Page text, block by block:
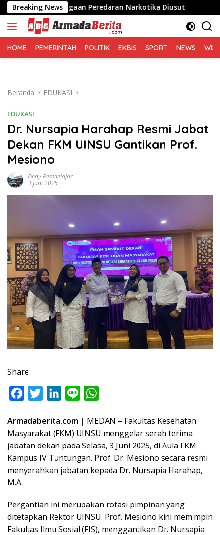
Langsung
ke
konten
Breaking News
Dugaan Peredaran Narkotika Diusut Sofyan
HOME PEMERINTAH POLITIK EKBIS SPORT NEWS
Beranda EDUKASI
EDUKASI
Dr. Nursapia Harahap Resmi Jabat
Dekan FKM UINSU Gantikan Prof.
Mesiono
Dedy Pembelajar
3 Juni 2025
Share
c
e
b
o
i
t
t
e
n
k
e
d
e
a
t
s
A
Armadaberita.com | MEDAN – Fakultas Kesehatan
Masyarakat (FKM) UINSU menggelar serah terima
jabatan dekan pada Selasa, 3 Juni 2025, di Aula FKM
Kampus IV Tuntungan. Prof. Dr. Mesiono secara resmi
menyerahkan jabatan kepada Dr. Nursapia Harahap,
M.A.
Pergantian ini merupakan rotasi pimpinan yang
ditetapkan Rektor UINSU. Prof. Mesiono kini memimpin
Fakultas Ilmu Sosial (FIS), menggantikan Dr. Nursapia